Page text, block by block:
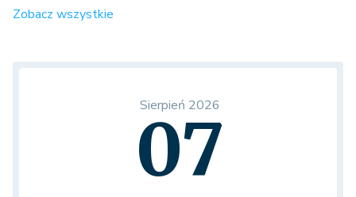
Zobacz wszystkie
Sierpień 2026
07